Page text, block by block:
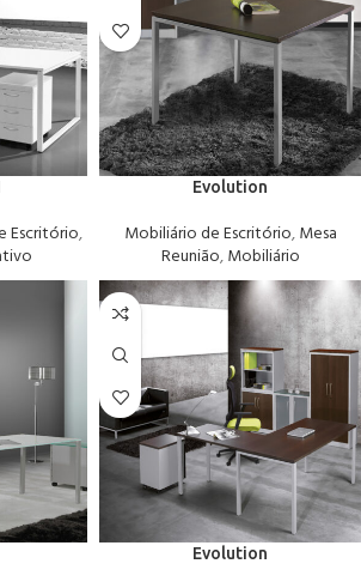
Escritório,
Evolution
Mobiliário de Escritório,Mesa
Reunião,Mobiliário
Evolution